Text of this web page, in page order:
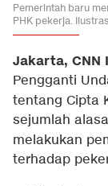
Pemerintah baru
PHK pekerja.
Jakarta, CNN
Pengganti
tentang Cipta
sejumlah
melakukan
terhadap